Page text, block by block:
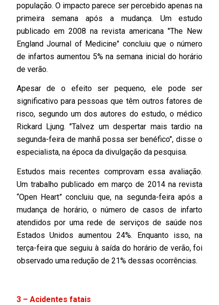
população. O impacto parece ser percebido apenas na
primeira semana após a mudança. Um estudo
publicado em 2008 na revista americana "The New
England Journal of Medicine" concluiu que o número
de infartos aumentou 5% na semana inicial do horário
de verão.
Apesar de o efeito ser pequeno, ele pode ser
significativo para pessoas que têm outros fatores de
risco, segundo um dos autores do estudo, o médico
Rickard Ljung. "Talvez um despertar mais tardio na
segunda-feira de manhã possa ser benéfico", disse o
especialista, na época da divulgação da pesquisa.
Estudos mais recentes comprovam essa avaliação.
Um trabalho publicado em março de 2014 na revista
“Open Heart” concluiu que, na segunda-feira após a
mudança de horário, o número de casos de infarto
atendidos por uma rede de serviços de saúde nos
Estados Unidos aumentou 24%. Enquanto isso, na
terça-feira que seguiu à saída do horário de verão, foi
observado uma redução de 21% dessas ocorrências.
3 – Acidentes fatais